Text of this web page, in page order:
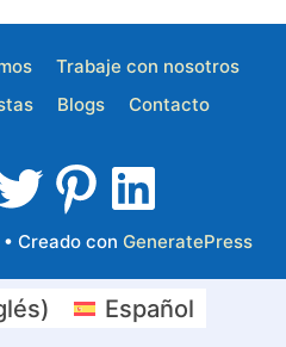
Trabaje con nosotros
Blogs Contacto
Creado con GeneratePress
) Español